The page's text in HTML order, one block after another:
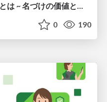
「プロダクトエンジニア」とは ~ 名づけの価値と、言葉が動かす力 ~
0 190